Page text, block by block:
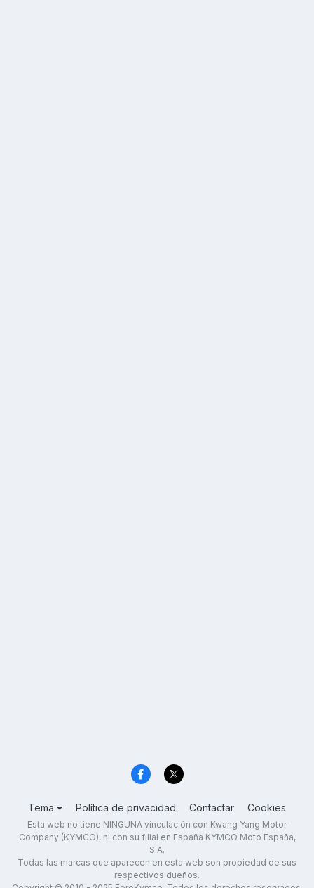
Tema Política de privacidad Contactar Cookies
Esta web no tiene NINGUNA vinculación con Kwang Yang Motor
Company (KYMCO), ni con su filial en España KYMCO Moto España,
S.A.
Todas las marcas que aparecen en esta web son propiedad de sus
respectivos dueños.